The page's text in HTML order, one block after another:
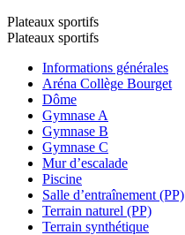
Plateaux sportifs
Plateaux sportifs
Informations générales
Aréna Collège Bourget
Dôme
Gymnase A
Gymnase B
Gymnase C
Mur d’escalade
Piscine
Salle d’entraînement (PP)
Terrain naturel (PP)
Terrain synthétique